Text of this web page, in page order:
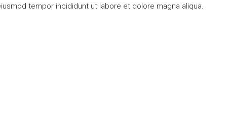
tempor incididunt ut labore et dolore magna aliqua.